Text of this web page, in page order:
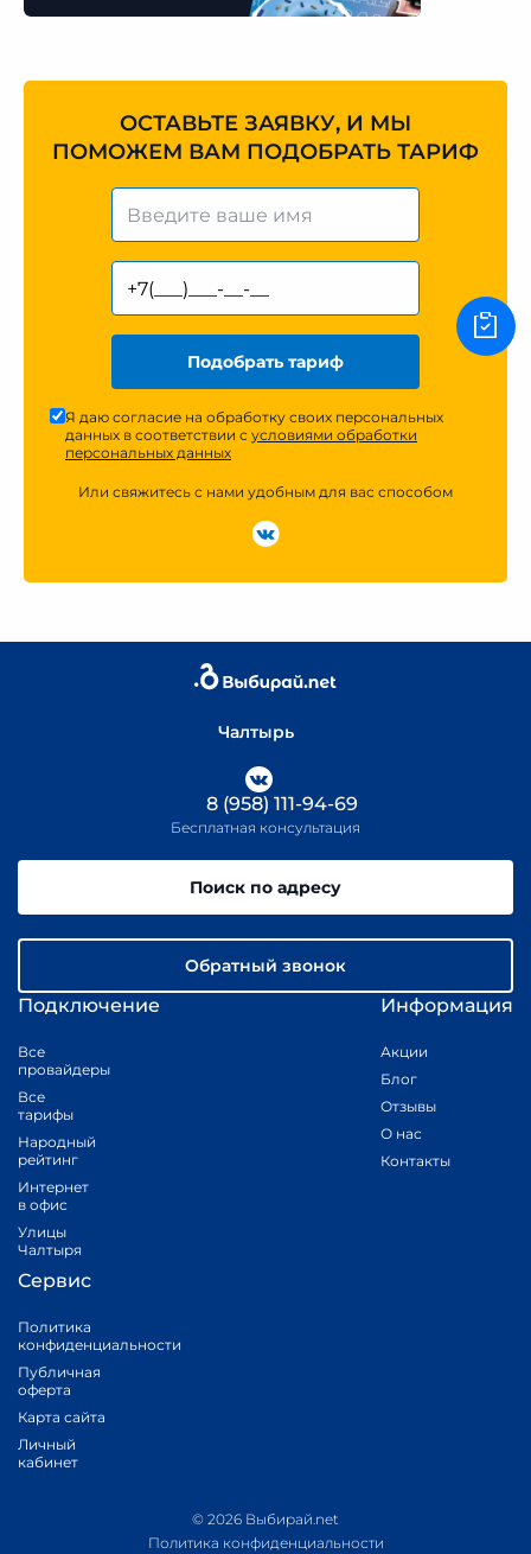
ОСТАВЬТЕ ЗАЯВКУ, И МЫ
ПОМОЖЕМ ВАМ ПОДОБРАТЬ ТАРИФ
Подобрать тариф
Я даю согласие на обработку своих персональных
данных в соответствии с условиями обработки
персональных данных
Или свяжитесь с нами удобным для вас способом
Чалтырь
Подключение
Все
провайдеры
Все
тарифы
Народный
рейтинг
Интернет
в офис
Улицы
Чалтыря
Информация
Акции
Блог
Отзывы
О нас
Контакты
Сервис
Политика
конфиденциальности
Публичная
оферта
Карта сайта
Личный
кабинет
8 (958) 111-94-69
Бесплатная консультация
Поиск по адресу
Обратный звонок
© 2026 Выбирай.net
Политика конфиденциальности